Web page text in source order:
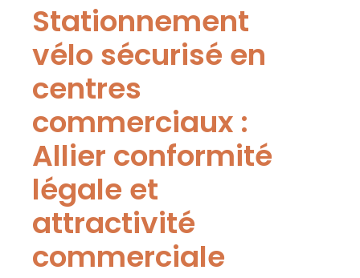
Stationnement
vélo sécurisé en
centres
commerciaux :
Allier conformité
légale et
attractivité
commerciale